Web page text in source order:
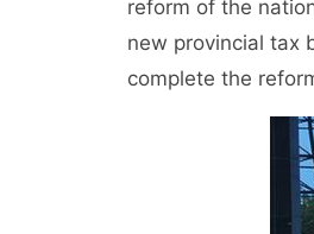
reform of the
new provincial tax
complete the